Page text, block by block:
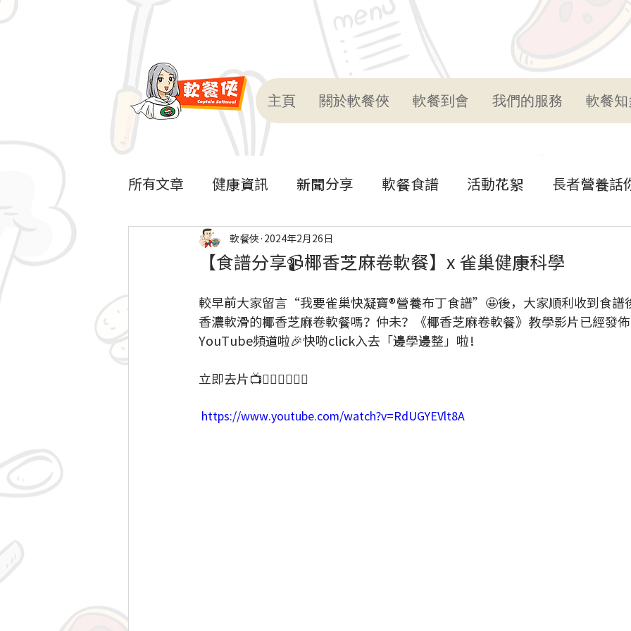
主頁 關於軟餐俠 軟餐到會 我們的服務 軟餐
所有文章 健康資訊 新聞分享 軟餐食譜 活動花絮 長者營養話
軟餐到會
【食譜分享📹椰香芝麻卷軟餐】x 雀巢健康科學
軟餐俠 2024年2月26日
較早前大家留言“我要雀巢快凝寶®營養布丁食譜”🤩後，大家順利收到食譜
香濃軟滑的椰香芝麻卷軟餐嗎？仲未？《椰香芝麻卷軟餐》教學影片已經發
YouTube頻道啦🎉快啲click入去「邊學邊整」啦！
立即去片📺👇🏻👇🏻👇🏻
https://www.youtube.com/watch?v=RdUGYEVlt8A